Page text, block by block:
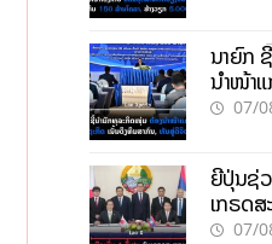
ນາຍົກ
ນຳໜ້າແ
ທຶນສາ
07/
ຍີ່ປຸ່ນຊ່
ເກຣດ
ການເຕີ
07/